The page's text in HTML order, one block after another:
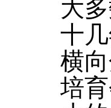
大
十
横
培